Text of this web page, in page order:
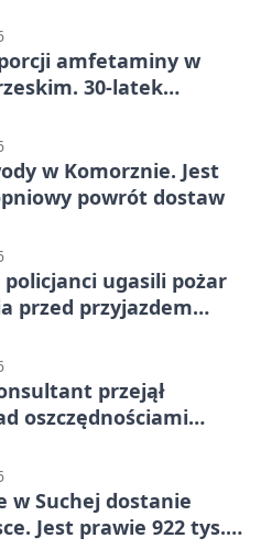
amfetaminy w
30-latek
w Komorznie. Jest
powrót dostaw
policjanci ugasili pożar
przed przyjazdem
przejął
oszczędnościami
w Suchej dostanie
Jest prawie 922 tys.